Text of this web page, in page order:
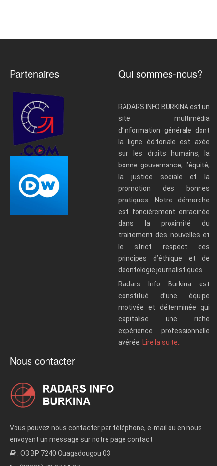
Partenaires Qui sommes-nous?
RADARS INFO BURKINA est un
site multimédia
d’information générale dont
la ligne éditoriale est axée
sur les droits humains, la
bonne gouvernance, l’équité,
la justice sociale et la
promotion des bonnes
pratiques. Notre démarche
est foncièrement enracinée
dans la proximité du
traitement des nouvelles et
le strict respect des
principes d’éthique et de
déontologie journalistiques.
Radars Info Burkina est
constitué d’une équipe
motivée et déterminée qui
capitalise une riche
expérience professionnelle
avérée.
Lire la suite..
Nous contacter
Vous pouvez nous contacter par téléphone, e-mail ou en nous
envoyant un message sur notre page contact
: O3 BP 7240 Ouagadougou 03